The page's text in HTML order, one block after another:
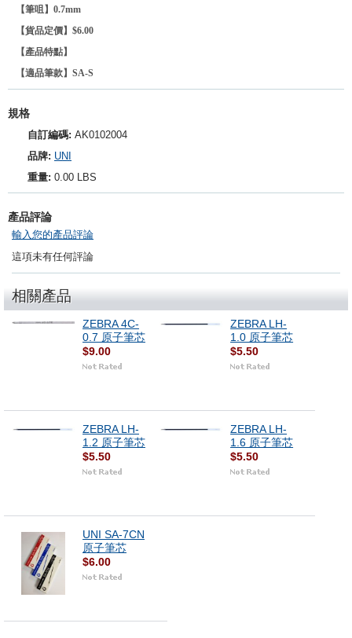
【筆咀】0.7mm
【貨品定價】$6.00
【產品特點】
【適品筆款】SA-S
規格
自訂編碼: AK0102004
品牌: UNI
重量: 0.00 LBS
產品評論
輸入您的產品評論
這項未有任何評論
相關產品
ZEBRA 4C-
0.7 原子筆芯
$9.00
ZEBRA LH-
1.0 原子筆芯
$5.50
ZEBRA LH-
1.2 原子筆芯
$5.50
ZEBRA LH-
1.6 原子筆芯
$5.50
UNI SA-7CN
原子筆芯
$6.00